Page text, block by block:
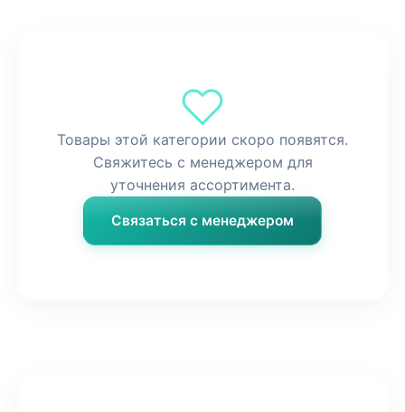
Товары этой категории скоро появятся.
Свяжитесь с менеджером для
уточнения ассортимента.
Связаться с менеджером